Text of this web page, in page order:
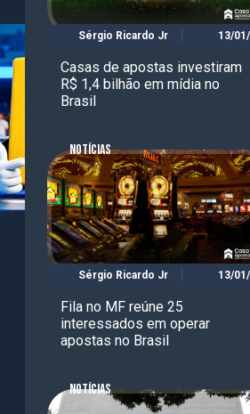
Sérgio Ricardo Jr 13/
Casas de apostas investiram
R$ 1,4 bilhão em mídia no
Brasil
NOTÍCIAS
Sérgio Ricardo Jr 13/
Fila no MF reúne 25
interessados em operar
apostas no Brasil
NOTÍCIAS